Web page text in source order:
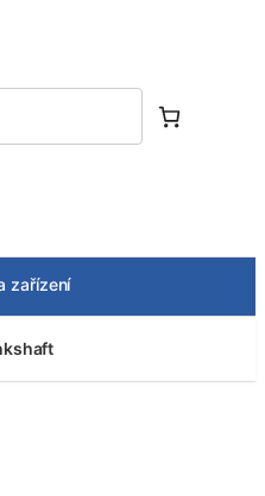
zařízení